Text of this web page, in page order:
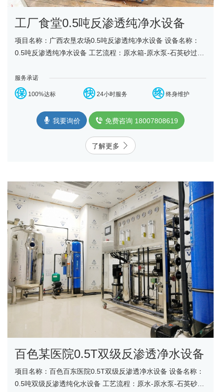
工厂食堂0.5吨反渗透纯净水设备
项目名称：广西农垦农场0.5吨反渗透纯净水设备 设备名称：
0.5吨反渗透纯净水设备 工艺流程：原水箱-原水泵-石英砂过滤
服务承诺
保 100%达标 快 24小时服务 终 终身维护
我要询价 免费咨询 18007808619
了解更多
百色某医院0.5T双级反渗透净水设备
项目名称：百色百东医院0.5T双级反渗透净水设备 设备名称：
0.5吨双级反渗透纯化水设备 工艺流程：原水-原水泵-石英砂过